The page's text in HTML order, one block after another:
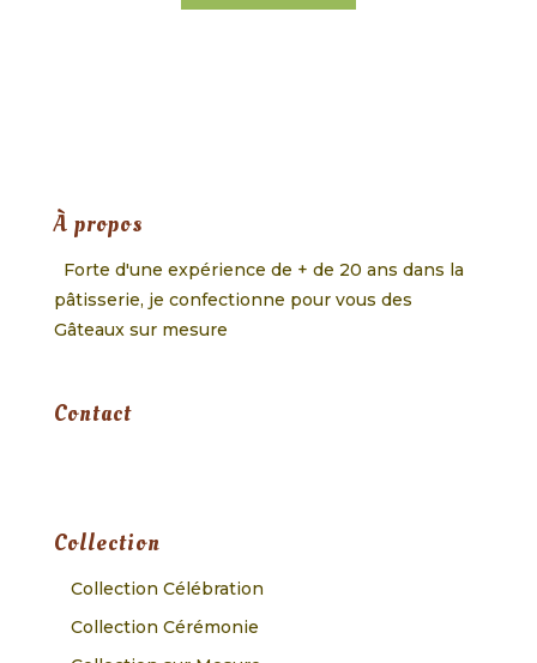
À propos
Forte d'une expérience de + de 20 ans dans la
pâtisserie, je confectionne pour vous des
Gâteaux sur mesure
Contact
Collection
Collection Célébration
Collection Cérémonie